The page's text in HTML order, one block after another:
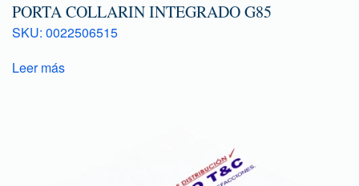
PORTA COLLARIN INTEGRADO G85
SKU: 0022506515
Leer más